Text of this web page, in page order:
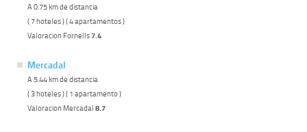
A 0.75 km de distancia
( 7 hoteles ) ( 4 apartamentos )
Valoracion Fornells7.4
Mercadal
A 5.44 km de distancia
( 3 hoteles ) ( 1 apartamento )
Valoracion Mercadal 8.7